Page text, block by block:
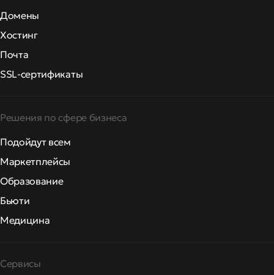
Домены
Хостинг
Почта
SSL-сертификаты
Решения по сфере бизнеса
Подойдут всем
Маркетплейсы
Образование
Бьюти
Медицина
Сервисы